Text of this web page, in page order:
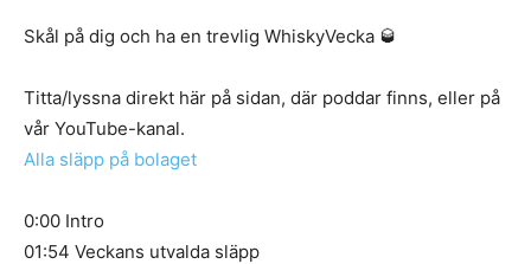
Skål på dig och ha en trevlig WhiskyVecka 🥃
Titta/lyssna direkt här på sidan, där poddar finns, eller på
vår YouTube-kanal.
Alla släpp på bolaget
0:00 Intro
01:54 Veckans utvalda släpp